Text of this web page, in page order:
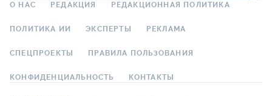
О НАС РЕДАКЦИЯ РЕДАКЦИОННАЯ ПОЛИТИКА
ПОЛИТИКА ИИ ЭКСПЕРТЫ РЕКЛАМА
СПЕЦПРОЕКТЫ ПРАВИЛА ПОЛЬЗОВАНИЯ
КОНФИДЕНЦИАЛЬНОСТЬ КОНТАКТЫ